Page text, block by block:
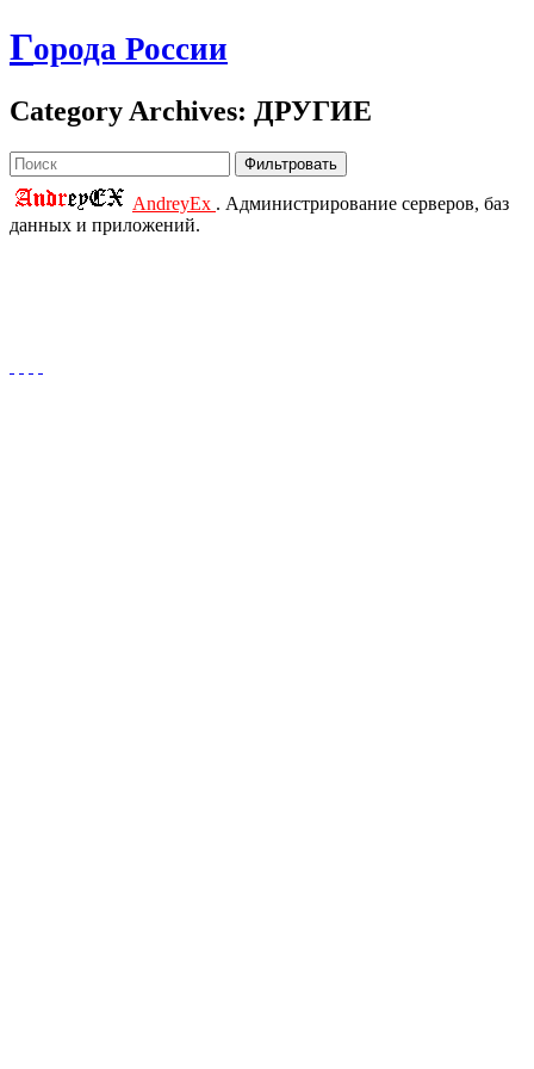
Города России
Category Archives: ДРУГИЕ
Фильтровать
AndreyEx . Администрирование серверов, баз
данных и приложений.